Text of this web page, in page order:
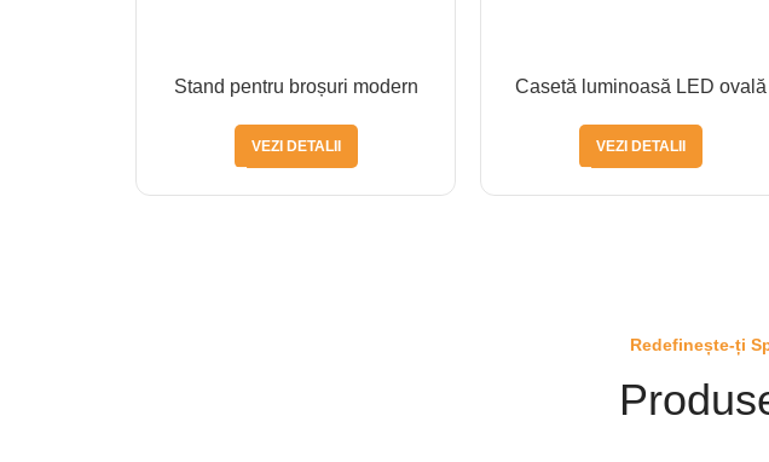
Stand pentru broșuri modern
VEZI DETALII
Casetă luminoasă LED ovală
VEZI DETALII
Redefinește-ți